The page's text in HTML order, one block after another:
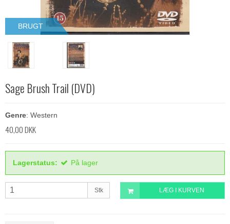
BRUGT
Sage Brush Trail (DVD)
Genre: Western
40,00 DKK
Lagerstatus: På lager
Stk LÆG I KURVEN